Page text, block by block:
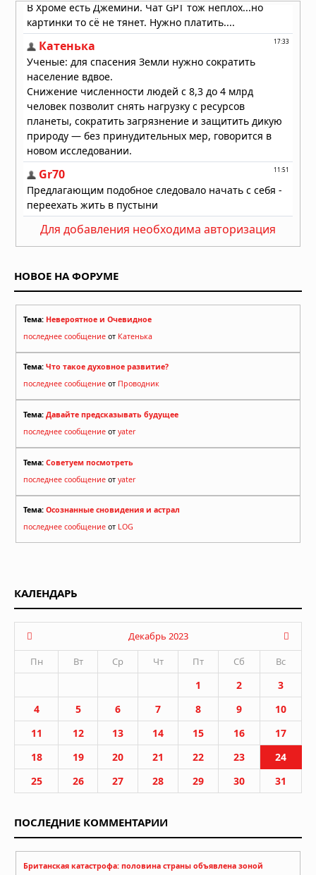
06.08.2026 в 09:00
Атмосфера Плутона сжалась на 16
06.08.2026 в 08:13
Куда исчезла вода на Марсе: два
ответа на главную загадку Красной
планеты
04.08.2026 в 11:13
Астероиды: не хаос, а порядок,
04.08.2026 в 10:30
Как солнечный ветер лишил Марс
атмосферы: физический механизм
раскрыт
Для добавления необходима авторизация
НОВОЕ НА ФОРУМЕ
Тема: Невероятное и Очевидное
последнее сообщение от Катенька
Тема: Что такое духовное развитие?
последнее сообщение от Проводник
Тема: Давайте предсказывать будущее
последнее сообщение от yater
Тема: Советуем посмотреть
последнее сообщение от yater
Тема: Осознанные сновидения и астрал
последнее сообщение от LOG
КАЛЕНДАРЬ
Декабрь 2023
Пн
Вт Ср Чт Пт Сб Вс
1 2
3
4
5 6 7 8 9
10
11
12 13 14 15 16
17
18
19 20 21 22 23
24
25
26 27 28 29 30 31
ПОСЛЕДНИЕ КОММЕНТАРИИ
Британская катастрофа: половина страны объявлена зоной